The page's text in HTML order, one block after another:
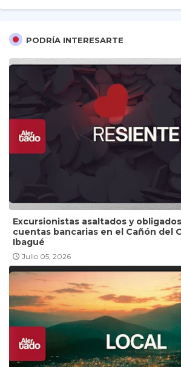
PODRÍA INTERESARTE
Excursionistas asaltados y
cuentas bancarias en el Cañón del
Ibagué
Julio 05, 2026